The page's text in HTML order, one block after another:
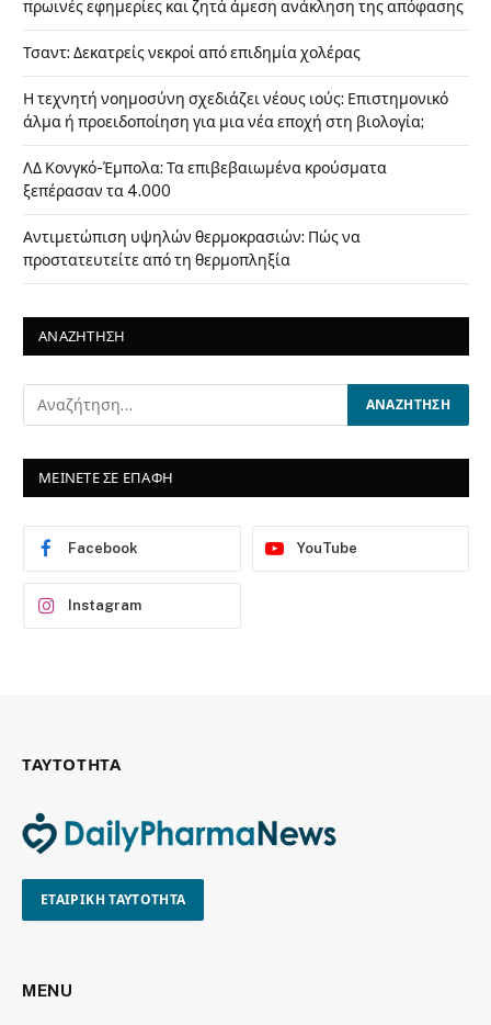
πρωινές εφημερίες και ζητά άμεση ανάκληση της απόφασης
Τσαντ: Δεκατρείς νεκροί από επιδημία χολέρας
Η τεχνητή νοημοσύνη σχεδιάζει νέους ιούς: Επιστημονικό
άλμα ή προειδοποίηση για μια νέα εποχή στη βιολογία;
ΛΔ Κονγκό-Έμπολα: Τα επιβεβαιωμένα κρούσματα
ξεπέρασαν τα 4.000
Αντιμετώπιση υψηλών θερμοκρασιών: Πώς να
προστατευτείτε από τη θερμοπληξία
ΑΝΑΖΗΤΗΣΗ
ΜΕΙΝΕΤΕ ΣΕ ΕΠΑΦΗ
Facebook YouTube
Instagram
ΤΑΥΤΟΤΗΤΑ
ΕΤΑΙΡΙΚΗ ΤΑΥΤΟΤΗΤΑ
MENU